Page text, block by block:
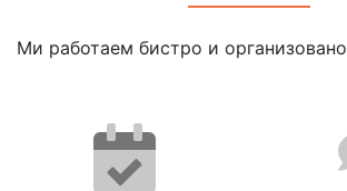
Ми работаем бистро и организовано